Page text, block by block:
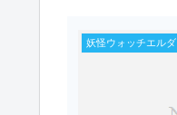
妖怪ウォッチエルダ